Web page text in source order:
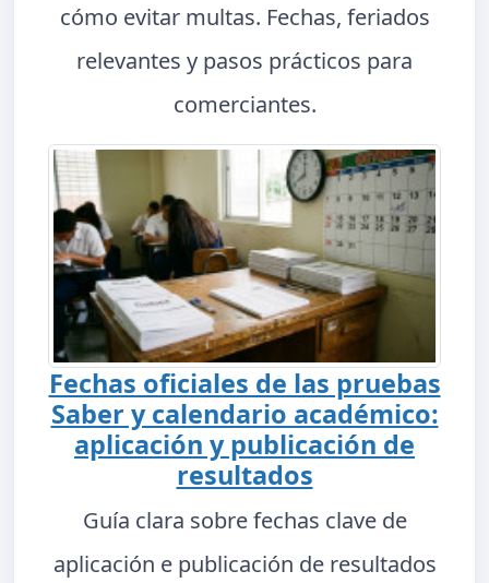
cómo evitar multas. Fechas, feriados
relevantes y pasos prácticos para
comerciantes.
Fechas oficiales de las pruebas
Saber y calendario académico:
aplicación y publicación de
resultados
Guía clara sobre fechas clave de
aplicación e publicación de resultados